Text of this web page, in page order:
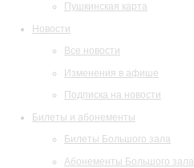
Пушкинская карта
Новости
Все новости
Изменения в афише
Подписка на новости
Билеты и абонементы
Билеты Большого зала
Абонементы Большого зала